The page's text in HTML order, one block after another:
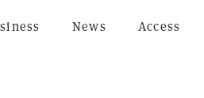
News Access